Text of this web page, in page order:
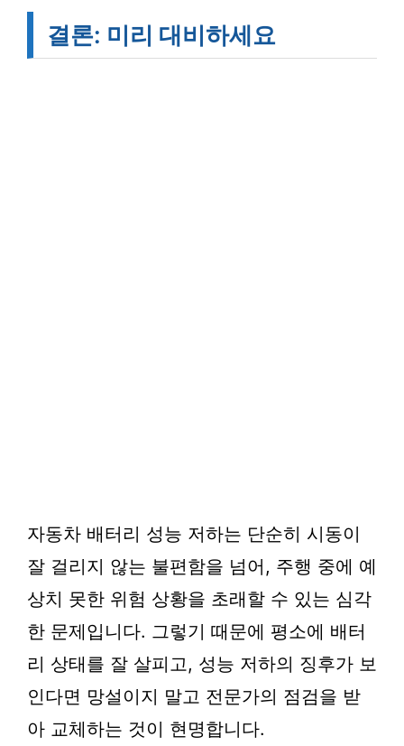
결론: 미리 대비하세요
자동차 배터리 성능 저하는 단순히 시동이
잘 걸리지 않는 불편함을 넘어, 주행 중에 예
상치 못한 위험 상황을 초래할 수 있는 심각
한 문제입니다. 그렇기 때문에 평소에 배터
리 상태를 잘 살피고, 성능 저하의 징후가 보
인다면 망설이지 말고 전문가의 점검을 받
아 교체하는 것이 현명합니다.